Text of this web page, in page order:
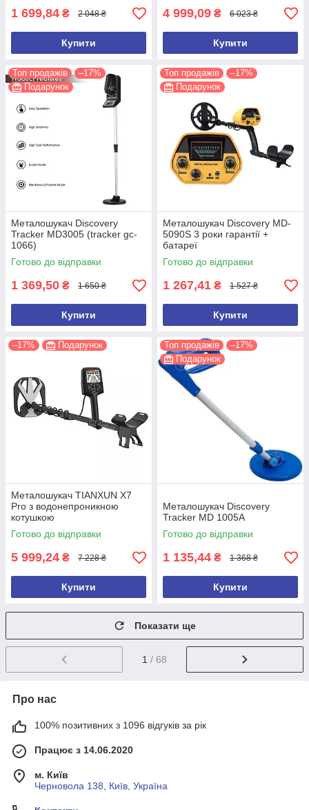
1 699,84 ₴ 2 048 ₴
Купити
4 999,09 ₴ 6 023 ₴
Купити
Топ продажів
–17%
Подарунок
Металошукач Discovery
Tracker MD3005 (tracker gc-
1066)
Готово до відправки
1 369,50 ₴ 1 650 ₴
Купити
Топ продажів
–17%
Подарунок
Металошукач Discovery MD-
5090S 3 роки гарантії +
батареї
Готово до відправки
1 267,41 ₴ 1 527 ₴
Купити
–17% Подарунок
Металошукач TIANXUN X7
Pro з водонепроникною
котушкою
Готово до відправки
5 999,24 ₴ 7 228 ₴
Купити
Топ продажів
–17%
Подарунок
Металошукач Discovery
Tracker MD 1005A
Готово до відправки
1 135,44 ₴ 1 368 ₴
Купити
Показати ще
1 / 68
Про нас
100% позитивних з 1096 відгуків за рік
Працює з 14.06.2020
м. Київ
Черновола 138, Київ, Україна